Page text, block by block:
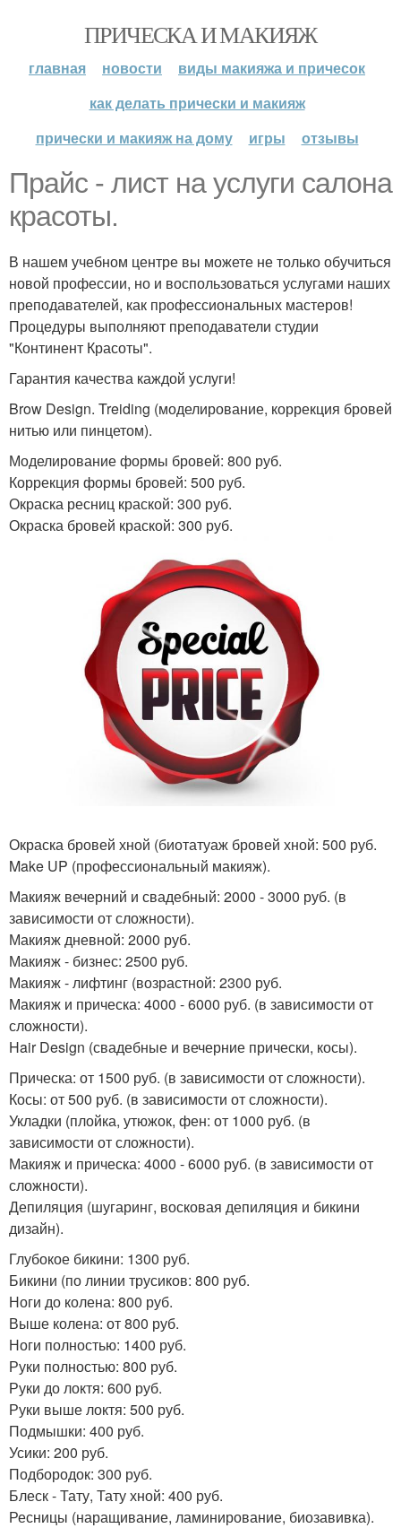
ПРИЧЕСКА И МАКИЯЖ
главная новости
виды макияжа и причесок
как делать прически и макияж
прически и макияж на дому
игры отзывы
Прайс - лист на услуги салона
красоты.
В нашем учебном центре вы можете не только обучиться
новой профессии, но и воспользоваться услугами наших
преподавателей, как профессиональных мастеров!
Процедуры выполняют преподаватели студии
"Континент Красоты".
Гарантия качества каждой услуги!
Brow Design. Treiding (моделирование, коррекция бровей
нитью или пинцетом).
Моделирование формы бровей: 800 руб.
Коррекция формы бровей: 500 руб.
Окраска ресниц краской: 300 руб.
Окраска бровей краской: 300 руб.
Окраска бровей хной (биотатуаж бровей хной: 500 руб.
Make UP (профессиональный макияж).
Макияж вечерний и свадебный: 2000 - 3000 руб. (в
зависимости от сложности).
Макияж дневной: 2000 руб.
Макияж - бизнес: 2500 руб.
Макияж - лифтинг (возрастной: 2300 руб.
Макияж и прическа: 4000 - 6000 руб. (в зависимости от
сложности).
Hair Design (свадебные и вечерние прически, косы).
Прическа: от 1500 руб. (в зависимости от сложности).
Косы: от 500 руб. (в зависимости от сложности).
Укладки (плойка, утюжок, фен: от 1000 руб. (в
зависимости от сложности).
Макияж и прическа: 4000 - 6000 руб. (в зависимости от
сложности).
Депиляция (шугаринг, восковая депиляция и бикини
дизайн).
Глубокое бикини: 1300 руб.
Бикини (по линии трусиков: 800 руб.
Ноги до колена: 800 руб.
Выше колена: от 800 руб.
Ноги полностью: 1400 руб.
Руки полностью: 800 руб.
Руки до локтя: 600 руб.
Руки выше локтя: 500 руб.
Подмышки: 400 руб.
Усики: 200 руб.
Подбородок: 300 руб.
Блеск - Тату, Тату хной: 400 руб.
Ресницы (наращивание, ламинирование, биозавивка).